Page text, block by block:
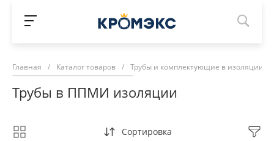
Главная / Каталог товаров / Трубы и комплектующие в изоляции
Трубы в ППМИ изоляции
Сортировка